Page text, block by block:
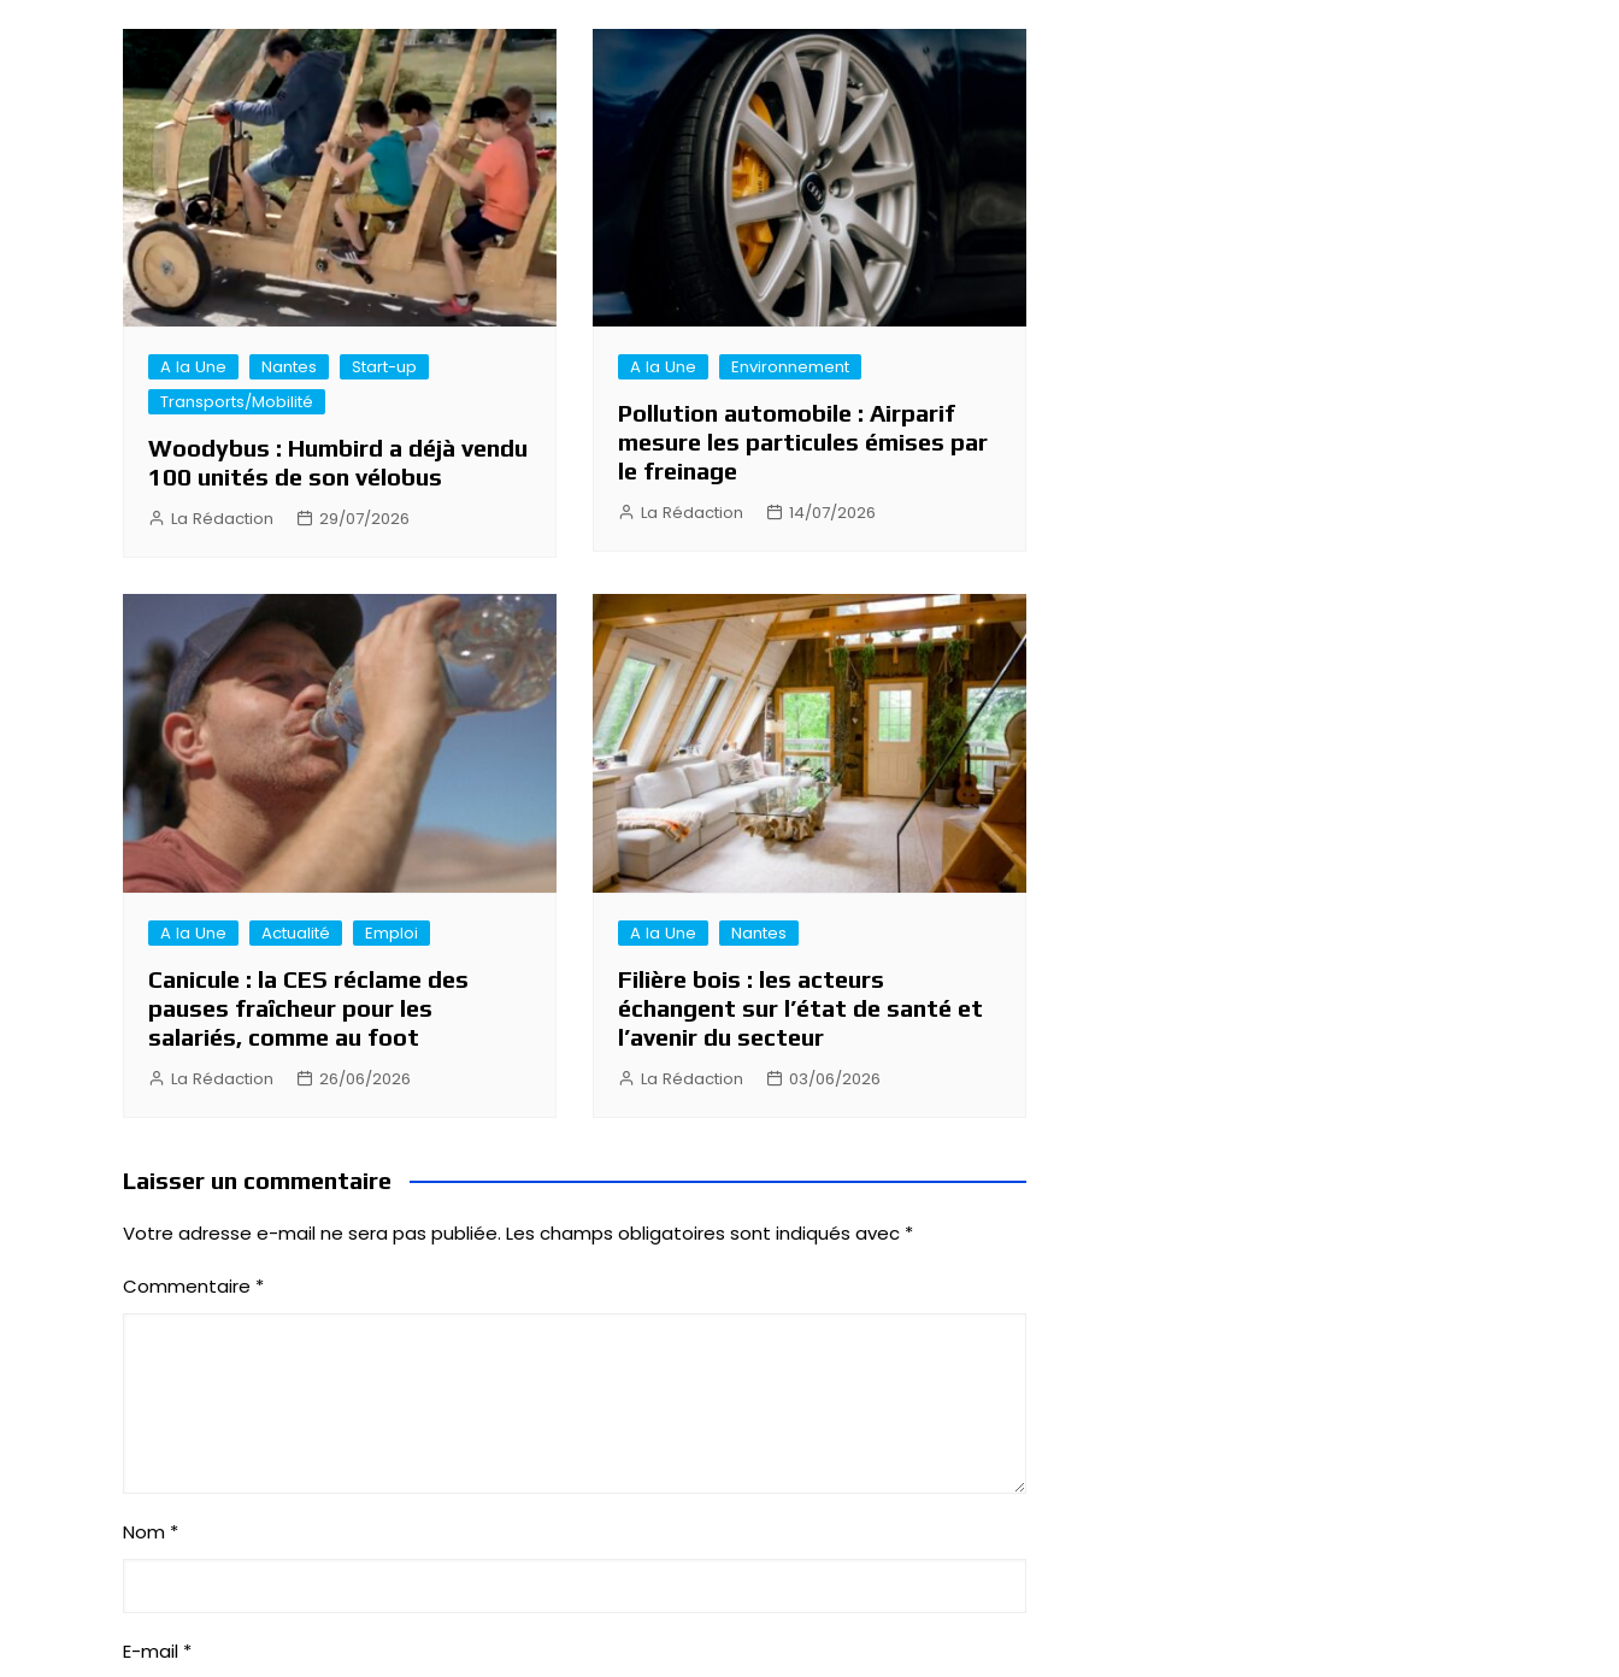
A la Une Nantes
Start-up
Transports/Mobilité
Woodybus : Humbird a déjà vendu
100 unités de son vélobus
La Rédaction 29/07/2026
A la Une Environnement
Pollution automobile : Airparif
mesure les particules émises par
le freinage
La Rédaction 14/07/2026
A la Une Actualité Emploi
Canicule : la CES réclame des
pauses fraîcheur pour les
salariés, comme au foot
La Rédaction 26/06/2026
A la Une Nantes
Filière bois : les acteurs
échangent sur l’état de santé et
l’avenir du secteur
La Rédaction 03/06/2026
Laisser un commentaire
Votre adresse e-mail ne sera pas publiée. Les champs obligatoires sont indiqués avec *
Commentaire *
Nom *
E-mail *